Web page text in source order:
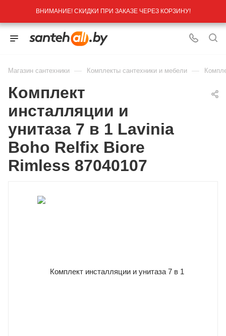
ВНИМАНИЕ! СКИДКИ ПРИ ЗАКАЗЕ ЧЕРЕЗ КОРЗИНУ!
Магазин сантехники — Комплекты сантехники и мебели —
Комплект
инсталляции и
унитаза 7 в 1 Lavinia
Boho Relfix Biore
Rimless 87040107